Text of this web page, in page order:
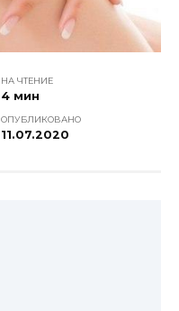
НА ЧТЕНИЕ
4 мин
ОПУБЛИКОВАНО
11.07.2020